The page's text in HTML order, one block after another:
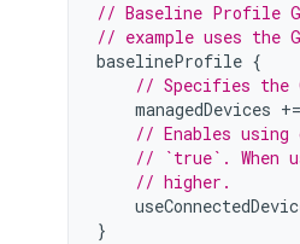
// Baseline Profile
// example uses the
baselineProfile {
// Specifies the
managedDevices +=
// Enables
// `true`. When
// higher.
}